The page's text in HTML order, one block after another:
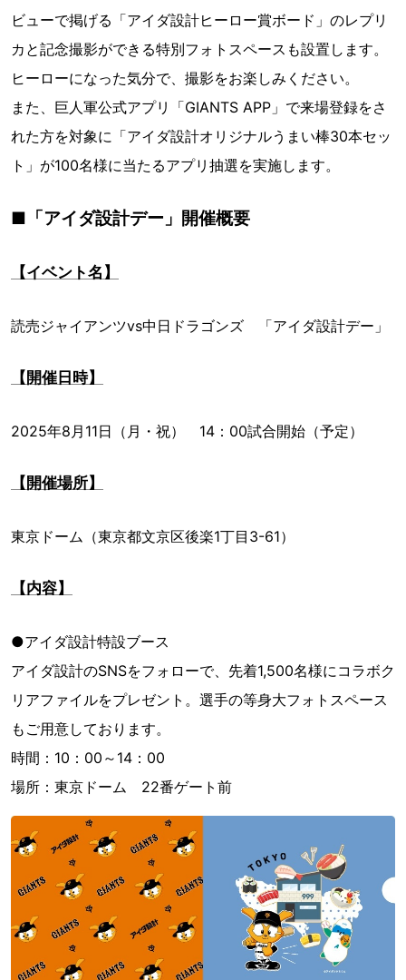
ビューで掲げる「アイダ設計ヒーロー賞ボード」のレプリ
カと記念撮影ができる特別フォトスペースも設置します。
ヒーローになった気分で、撮影をお楽しみください。
また、巨人軍公式アプリ「GIANTS APP」で来場登録をさ
れた方を対象に「アイダ設計オリジナルうまい棒30本セッ
ト」が100名様に当たるアプリ抽選を実施します。
■「アイダ設計デー」開催概要
【イベント名】
読売ジャイアンツvs中日ドラゴンズ 「アイダ設計デー」
【開催日時】
2025年8月11日（月・祝） 14：00試合開始（予定）
【開催場所】
東京ドーム（東京都文京区後楽1丁目3-61）
【内容】
●アイダ設計特設ブース
アイダ設計のSNSをフォローで、先着1,500名様にコラボク
リアファイルをプレゼント。選手の等身大フォトスペース
もご用意しております。
時間：10：00～14：00
場所：東京ドーム 22番ゲート前